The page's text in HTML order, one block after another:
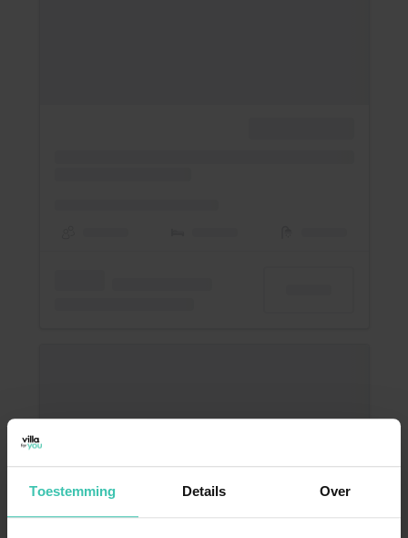
Toestemming Details Over